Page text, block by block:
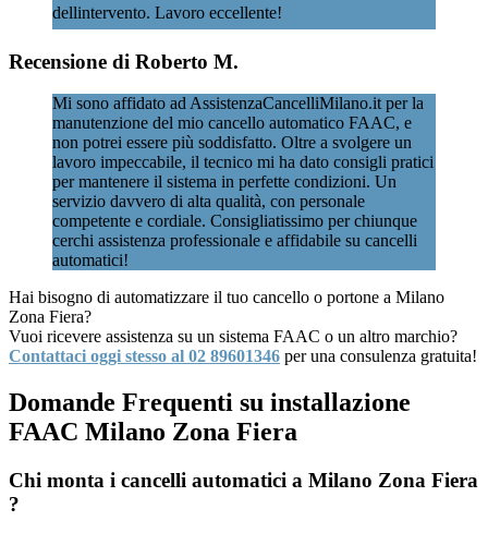
dellintervento. Lavoro eccellente!
Recensione di Roberto M.
Mi sono affidato ad AssistenzaCancelliMilano.it per la
manutenzione del mio cancello automatico FAAC, e
non potrei essere più soddisfatto. Oltre a svolgere un
lavoro impeccabile, il tecnico mi ha dato consigli pratici
per mantenere il sistema in perfette condizioni. Un
servizio davvero di alta qualità, con personale
competente e cordiale. Consigliatissimo per chiunque
cerchi assistenza professionale e affidabile su cancelli
automatici!
Hai bisogno di automatizzare il tuo cancello o portone a Milano
Zona Fiera?
Vuoi ricevere assistenza su un sistema FAAC o un altro marchio?
Contattaci oggi stesso al 02 89601346 per una consulenza gratuita!
Domande Frequenti su installazione
FAAC Milano Zona Fiera
Chi monta i cancelli automatici a Milano Zona Fiera
?